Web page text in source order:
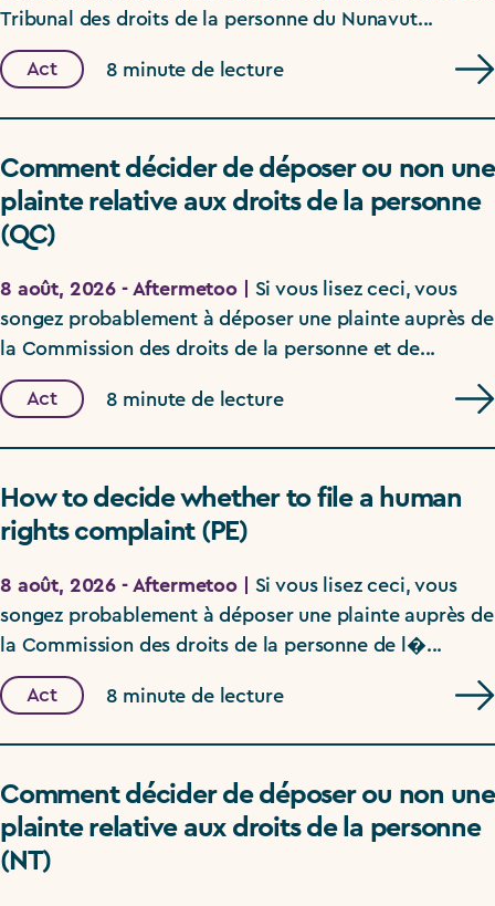
Tribunal des droits de la personne du Nunavut...
Act 8 minute de lecture
Comment décider de déposer ou non une
plainte relative aux droits de la personne
(QC)
8 août, 2026 - Aftermetoo |
Si vous lisez ceci, vous
songez probablement à déposer une plainte auprès de
la Commission des droits de la personne et de...
Act 8 minute de lecture
How to decide whether to file a human
rights complaint (PE)
8 août, 2026 - Aftermetoo |
Si vous lisez ceci, vous
songez probablement à déposer une plainte auprès de
la Commission des droits de la personne de l�...
Act 8 minute de lecture
Comment décider de déposer ou non une
plainte relative aux droits de la personne
(NT)